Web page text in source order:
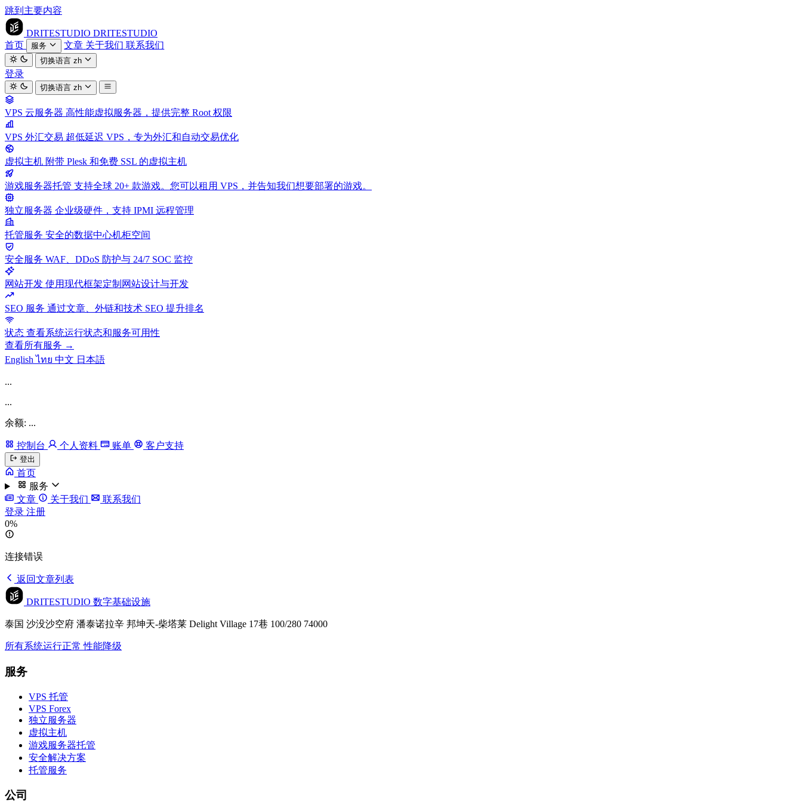
跳到主要内容
DRITESTUDIO DRITESTUDIO
首页
服务 文章 关于我们 联系我们
切换语言zh
登录
切换语言zh
VPS 云服务器 高性能虚拟服务器，提供完整 Root 权限
VPS 外汇交易 超低延迟 VPS，专为外汇和自动交易优化
虚拟主机 附带 Plesk 和免费 SSL 的虚拟主机
游戏服务器托管 支持全球 20+ 款游戏。您可以租用 VPS，并告知我们想要部署的游戏。
独立服务器 企业级硬件，支持 IPMI 远程管理
托管服务 安全的数据中心机柜空间
安全服务 WAF、DDoS 防护与 24/7 SOC 监控
网站开发 使用现代框架定制网站设计与开发
SEO 服务 通过文章、外链和技术 SEO 提升排名
状态 查看系统运行状态和服务可用性
查看所有服务 →
Englishไทย 中文 日本語
...
...
余额: ...
控制台 个人资料 账单 客户支持
登出
首页
服务
文章
关于我们
联系我们
登录 注册
0%
连接错误
返回文章列表
DRITESTUDIO 数字基础设施
泰国 沙没沙空府 潘泰诺拉辛 邦坤天-柴塔莱 Delight Village 17巷 100/280 74000
所有系统运行正常 性能降级
服务
VPS 托管
VPS Forex
独立服务器
虚拟主机
游戏服务器托管
安全解决方案
托管服务
公司